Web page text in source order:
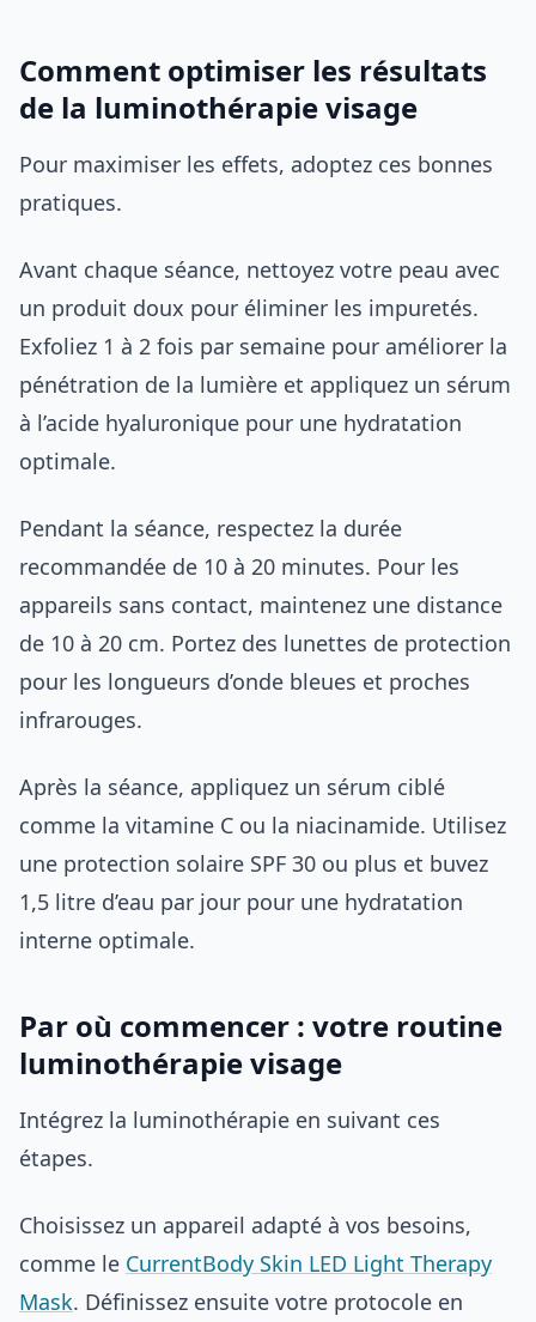
Comment optimiser les résultats
de la luminothérapie visage
Pour maximiser les effets, adoptez ces bonnes
pratiques.
Avant chaque séance, nettoyez votre peau avec
un produit doux pour éliminer les impuretés.
Exfoliez 1 à 2 fois par semaine pour améliorer la
pénétration de la lumière et appliquez un sérum
à l’acide hyaluronique pour une hydratation
optimale.
Pendant la séance, respectez la durée
recommandée de 10 à 20 minutes. Pour les
appareils sans contact, maintenez une distance
de 10 à 20 cm. Portez des lunettes de protection
pour les longueurs d’onde bleues et proches
infrarouges.
Après la séance, appliquez un sérum ciblé
comme la vitamine C ou la niacinamide. Utilisez
une protection solaire SPF 30 ou plus et buvez
1,5 litre d’eau par jour pour une hydratation
interne optimale.
Par où commencer : votre routine
luminothérapie visage
Intégrez la luminothérapie en suivant ces
étapes.
Choisissez un appareil adapté à vos besoins,
comme le CurrentBody Skin LED Light Therapy
Mask. Définissez ensuite votre protocole en